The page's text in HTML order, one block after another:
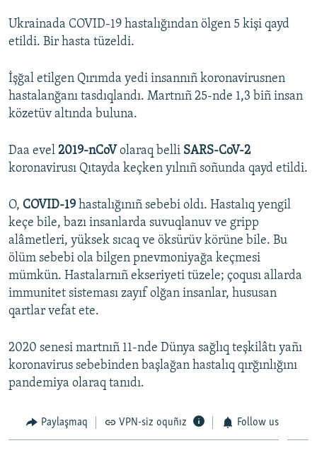
Ukrainada COVID-19 hastalığından ölgen 5 kişi qayd
etildi. Bir hasta tüzeldi.
İşğal etilgen Qırımda yedi insannıñ koronavirusnen
hastalanğanı tasdıqlandı. Martnıñ 25-nde 1,3 biñ insan
közetüv altında buluna.
Daa evel 2019-nCoV olaraq belli SARS-CoV-2
koronavirusı Qıtayda keçken yılnıñ soñunda qayd etildi.
O, COVID-19 hastalığınıñ sebebi oldı. Hastalıq yengil
keçe bile, bazı insanlarda suvuqlanuv ve gripp
alâmetleri, yüksek sıcaq ve öksürüv körüne bile. Bu
ölüm sebebi ola bilgen pnevmoniyağa keçmesi
mümkün. Hastalarnıñ ekseriyeti tüzele; çoqusı allarda
immunitet sisteması zayıf olğan insanlar, hususan
qartlar vefat ete.
2020 senesi martnıñ 11-nde Dünya sağlıq teşkilâtı yañı
koronavirus sebebinden başlağan hastalıq qırğınlığını
pandemiya olaraq tanıdı.
Paylaşmaq VPN-siz oquñız Follow us